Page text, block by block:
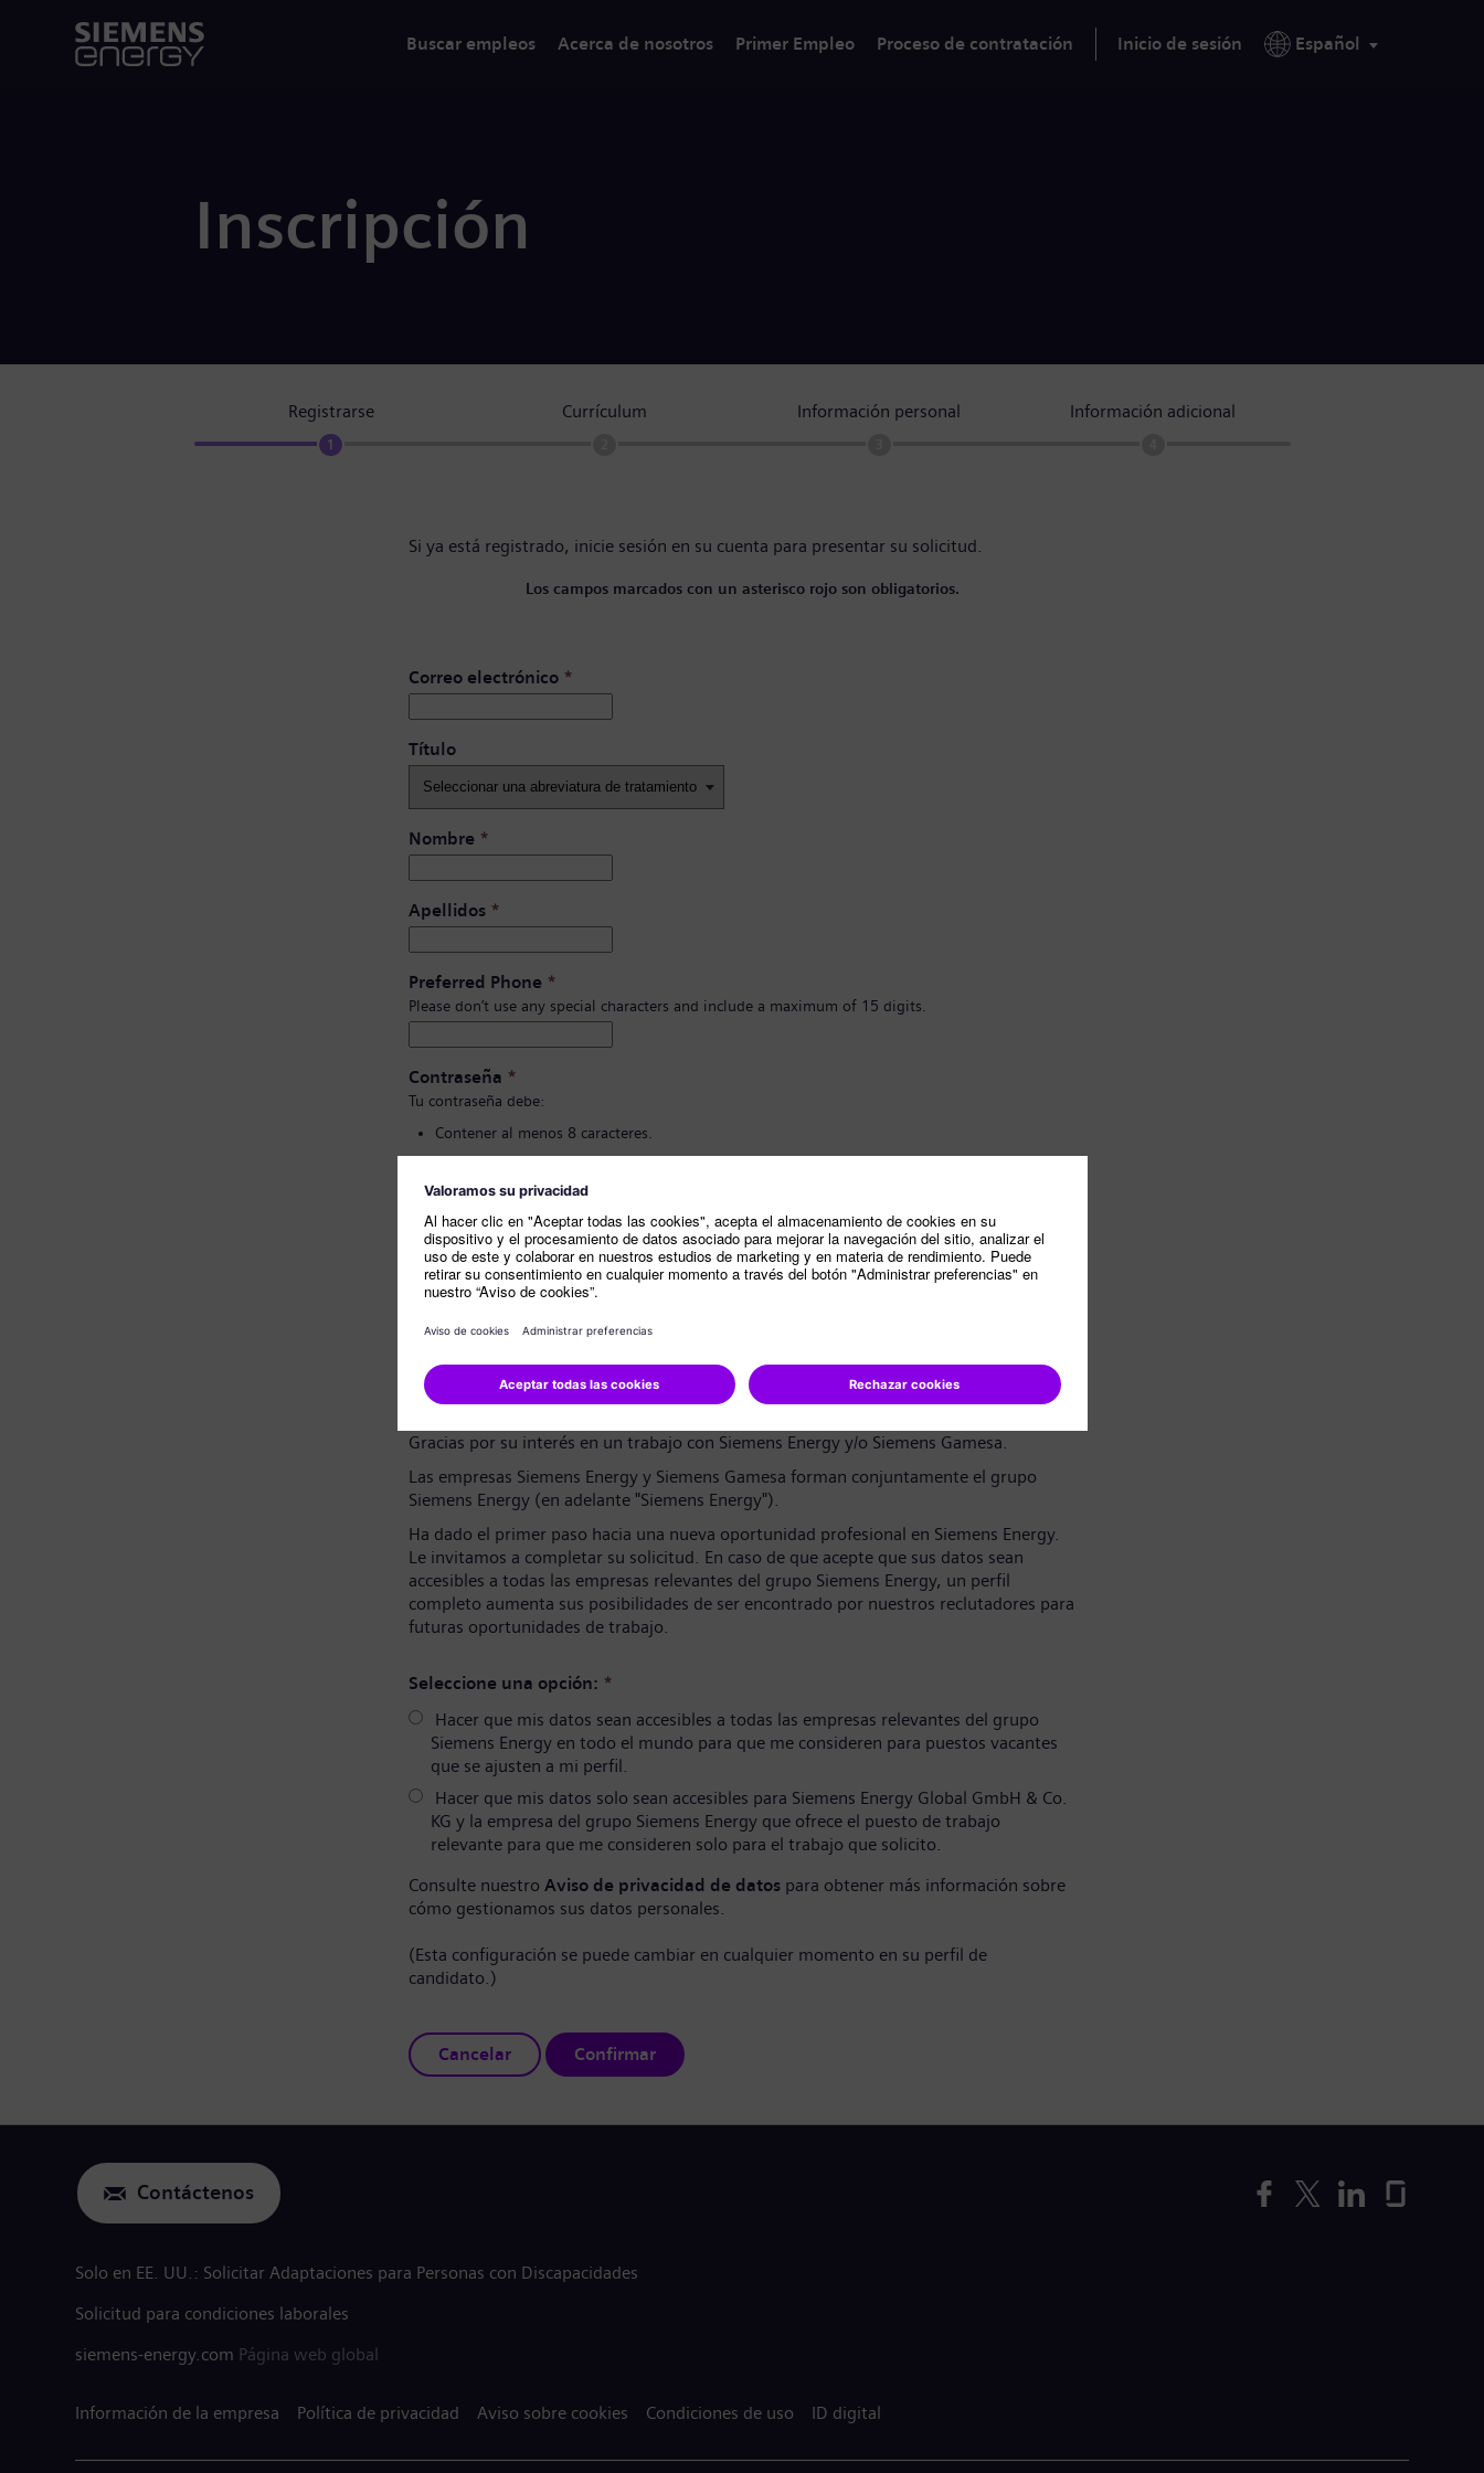
Buscar empleos Acerca de nosotros Primer Empleo Proceso de contratación Inicio de sesión Español
Inscripción
Registrarse
1
Currículum Información personal Información adicional
Si ya está registrado, inicie sesión en su cuenta para presentar su solicitud.
Los campos marcados con un asterisco rojo son obligatorios.
Correo electrónico *
Título ​
Nombre *
Apellidos *
Preferred Phone *
Please don’t use any special characters and include a maximum of 15 digits.
Contraseña *
Tu contraseña debe:
Contener al menos 8 caracteres.
No contener nada de tu información personal.
No contener palabras comunmente usadas.
Confirmación de contraseña
Nota sobre privacidad
Estimado candidato:
Gracias por su interés en un trabajo con Siemens Energy y/o Siemens Gamesa.
Las empresas Siemens Energy y Siemens Gamesa forman conjuntamente el grupo
Siemens Energy (en adelante "Siemens Energy").
Ha dado el primer paso hacia una nueva oportunidad profesional en Siemens Energy.
Le invitamos a completar su solicitud. En caso de que acepte que sus datos sean
accesibles a todas las empresas relevantes del grupo Siemens Energy, un perfil
completo aumenta sus posibilidades de ser encontrado por nuestros reclutadores para
futuras oportunidades de trabajo.
Seleccione una opción: *
Hacer que mis datos sean accesibles a todas las empresas relevantes del grupo
Siemens Energy en todo el mundo para que me consideren para puestos vacantes
que se ajusten a mi perfil.
Hacer que mis datos solo sean accesibles para Siemens Energy Global GmbH & Co.
KG y la empresa del grupo Siemens Energy que ofrece el puesto de trabajo
relevante para que me consideren solo para el trabajo que solicito.
Consulte nuestro Aviso de privacidad de datos para obtener más información sobre
cómo gestionamos sus datos personales.
(Esta configuración se puede cambiar en cualquier momento en su perfil de
candidato.)
Cancelar Confirmar
Contáctenos
Solo en EE. UU.: Solicitar Adaptaciones para Personas con Discapacidades
Solicitud para condiciones laborales
siemens-energy.com Página web global
Información de la empresa Política de privacidad Aviso sobre cookies Condiciones de uso ID digital